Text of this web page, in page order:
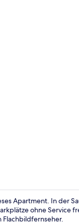
Apartment. In der
ohne Service
Flachbildfernseher.